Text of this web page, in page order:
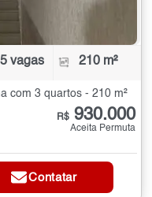
5 vagas 210 m²
com 3 quartos - 210 m²
R$ 930.000
Aceita Permuta
Contatar